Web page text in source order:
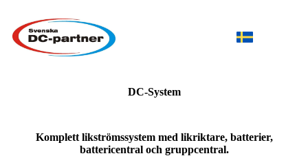
DC-System
Komplett likströmssystem med likriktare, batterier,
battericentral och gruppcentral.